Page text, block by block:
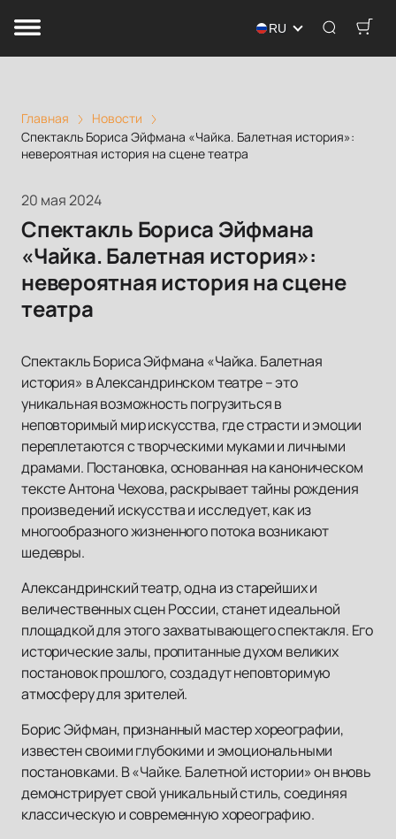
RU
Главная
Новости
Спектакль Бориса Эйфмана «Чайка. Балетная история»:
невероятная история на сцене театра
20 мая 2024
Спектакль Бориса Эйфмана
«Чайка. Балетная история»:
невероятная история на сцене
театра
Спектакль Бориса Эйфмана «Чайка. Балетная
история» в Александринском театре – это
уникальная возможность погрузиться в
неповторимый мир искусства, где страсти и эмоции
переплетаются с творческими муками и личными
драмами. Постановка, основанная на каноническом
тексте Антона Чехова, раскрывает тайны рождения
произведений искусства и исследует, как из
многообразного жизненного потока возникают
шедевры.
Александринский театр, одна из старейших и
величественных сцен России, станет идеальной
площадкой для этого захватывающего спектакля. Его
исторические залы, пропитанные духом великих
постановок прошлого, создадут неповторимую
атмосферу для зрителей.
Борис Эйфман, признанный мастер хореографии,
известен своими глубокими и эмоциональными
постановками. В «Чайке. Балетной истории» он вновь
демонстрирует свой уникальный стиль, соединяя
классическую и современную хореографию.